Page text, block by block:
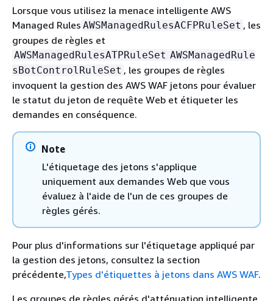
Lorsque vous utilisez la menace intelligente AWS
Managed Rules AWSManagedRulesACFPRuleSet , les
groupes de règles et
AWSManagedRulesATPRuleSet AWSManagedRule
sBotControlRuleSet , les groupes de règles
invoquent la gestion des AWS WAF jetons pour évaluer
le statut du jeton de requête Web et étiqueter les
demandes en conséquence.
Note
L'étiquetage des jetons s'applique
uniquement aux demandes Web que vous
évaluez à l'aide de l'un de ces groupes de
règles gérés.
Pour plus d'informations sur l'étiquetage appliqué par
la gestion des jetons, consultez la section
précédente,Types d'étiquettes à jetons dans AWS WAF.
Les groupes de règles gérés d'atténuation intelligente